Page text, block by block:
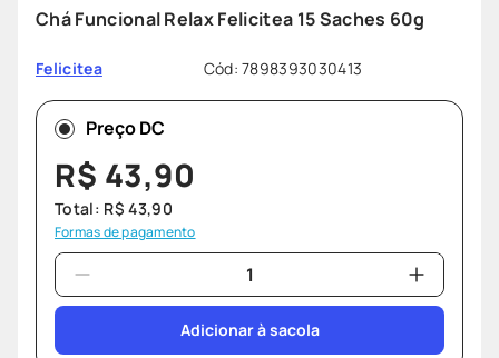
7º
protetor solar
9º
fralda pampers
10
º teste gravidez
Chá Funcional Relax Felicitea 15 Saches 60g
Felicitea Cód:7898393030413
Preço DC
R$ 43,90
Total: R$ 43,90
Formas de pagamento
Adicionar à sacola